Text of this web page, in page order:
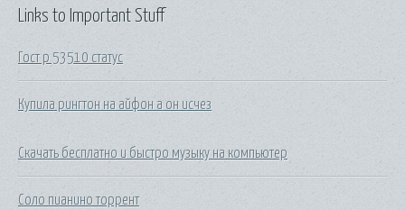
Links to Important Stuff
Гост р 53510 статус
Купила рингтон на айфон а он исчез
Скачать бесплатно и быстро музыку на компьютер
Соло пианино торрент